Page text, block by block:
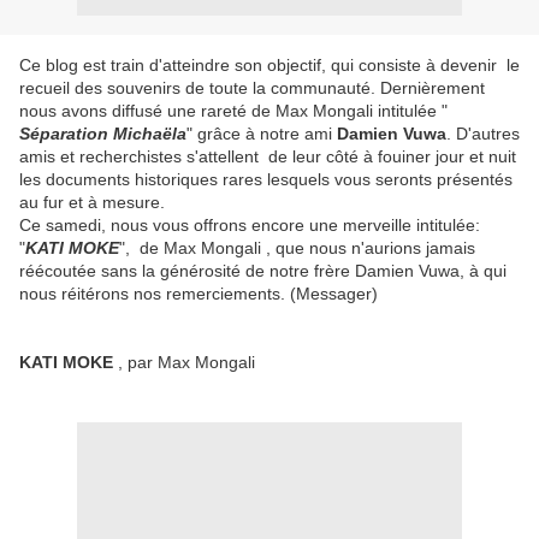
Ce blog est train d'atteindre son objectif, qui consiste à devenir le
recueil des souvenirs de toute la communauté. Dernièrement
nous avons diffusé une rareté de Max Mongali intitulée "
Séparation Michaëla" grâce à notre ami Damien Vuwa . D'autres
amis et recherchistes s'attellent de leur côté à fouiner jour et nuit
les documents historiques rares lesquels vous seronts présentés
au fur et à mesure.
Ce samedi, nous vous offrons encore une merveille intitulée:
"KATI MOKE", de Max Mongali , que nous n'aurions jamais
réécoutée sans la générosité de notre frère Damien Vuwa, à qui
nous réitérons nos remerciements. (Messager)
KATI MOKE , par Max Mongali